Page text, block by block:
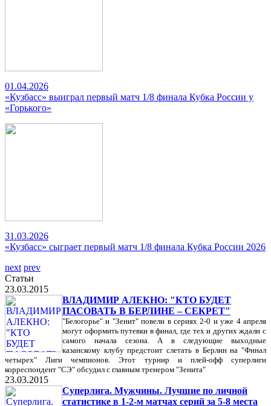
01.04.2026
«Кузбасс» выиграл первый матч 1/8 финала Кубка России у
«Горького»
31.03.2026
«Кузбасс» сыграет первый матч 1/8 финала Кубка России 2026
next prev
Статьи
23.03.2015
ВЛАДИМИР АЛЕКНО: "КТО БУДЕТ
ПАСОВАТЬ В БЕРЛИНЕ – СЕКРЕТ"
"Белогорье" и "Зенит" повели в сериях 2-0 и уже 4 апреля
могут оформить путевки в финал, где тех и других ждали с
самого начала сезона. А в следующие выходные
казанскому клубу предстоит слетать в Берлин на "Финал
четырех" Лиги чемпионов. Этот турнир и плей-офф суперлиги
корреспондент "СЭ" обсудил с главным тренером "Зенита"
23.03.2015
Суперлига. Мужчины. Лучшие по личной
статистике в 1-2-м матчах серий за 5-8 места